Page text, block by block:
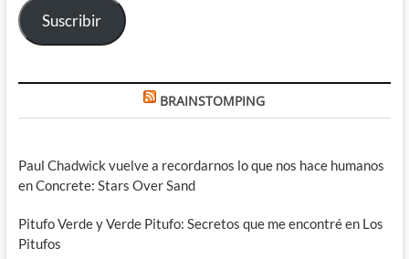
Suscribir
BRAINSTOMPING
Paul Chadwick vuelve a recordarnos lo que nos hace humanos
en Concrete: Stars Over Sand
Pitufo Verde y Verde Pitufo: Secretos que me encontré en Los
Pitufos